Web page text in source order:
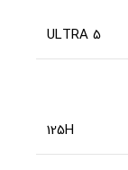
ULTRA 5
125H